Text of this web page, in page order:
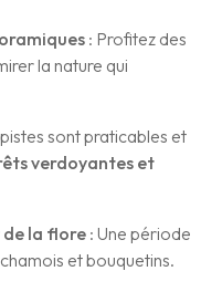
: Profitez des
la nature qui
sont praticables et
verdoyantes et
la flore : Une période
et bouquetins.